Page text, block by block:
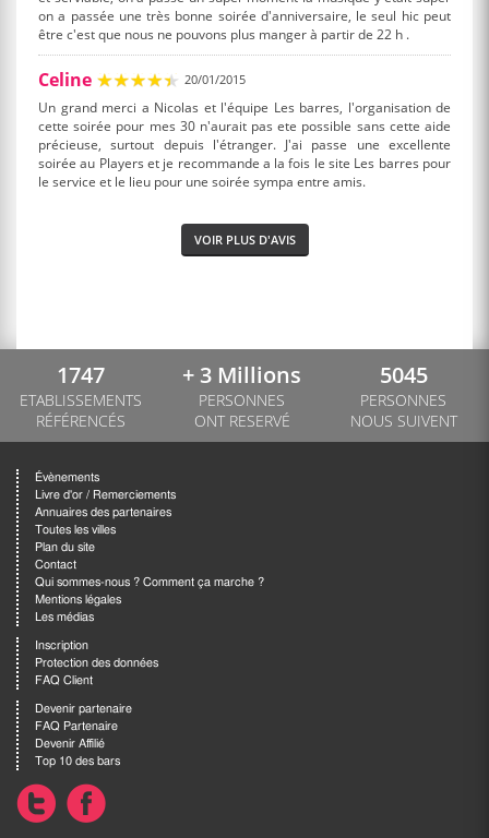
on a passée une très bonne soirée d'anniversaire, le seul hic peut
être c'est que nous ne pouvons plus manger à partir de 22 h .
Celine 20/01/2015
Un grand merci a Nicolas et l'équipe Les barres, l'organisation de
cette soirée pour mes 30 n'aurait pas ete possible sans cette aide
précieuse, surtout depuis l'étranger. J'ai passe une excellente
soirée au Players et je recommande a la fois le site Les barres pour
le service et le lieu pour une soirée sympa entre amis.
VOIR PLUS D'AVIS
1747
ETABLISSEMENTS
RÉFÉRENCÉS
+ 3 Millions
PERSONNES
ONT RESERVÉ
5045
PERSONNES
NOUS SUIVENT
Évènements
Livre d'or / Remerciements
Annuaires des partenaires
Toutes les villes
Plan du site
Contact
Qui sommes-nous ? Comment ça marche ?
Mentions légales
Les médias
Inscription
Protection des données
FAQ Client
Devenir partenaire
FAQ Partenaire
Devenir Affilié
Top 10 des bars